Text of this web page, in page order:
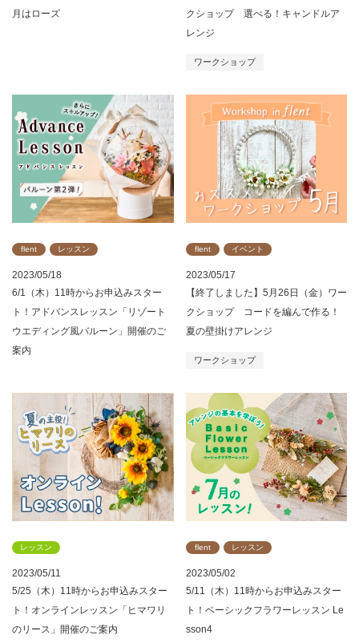
月はローズ
クショップ 選べる！キャンドルア
レンジ
ワークショップ
2023/05/18
flent レッスン
6/1（木）11時からお申込みスター
ト！アドバンスレッスン「リゾート
ウエディング風バルーン」開催のご
案内
2023/05/17
flent イベント
【終了しました】5月26日（金）ワー
クショップ コードを編んで作る！
夏の壁掛けアレンジ
ワークショップ
2023/05/11
レッスン
5/25（木）11時からお申込みスター
ト！オンラインレッスン「ヒマワリ
のリース」開催のご案内
2023/05/02
flent レッスン
5/11（木）11時からお申込みスター
ト！ベーシックフラワーレッスン Le
sson4